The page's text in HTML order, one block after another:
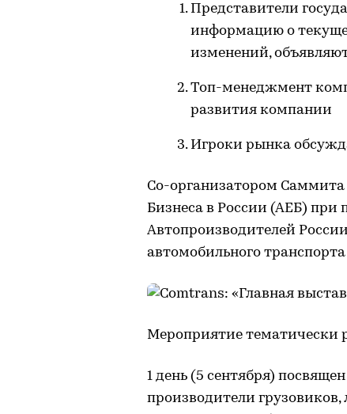
Представители
информацию о
изменений,
Топ-менеджмент
развития компании
Игроки рынка
Со-организатором Саммита
Бизнеса в России (АЕБ)
Автопроизводителей
автомобильного
Мероприятие тематически
1 день (5 сентября)
производители грузовиков,